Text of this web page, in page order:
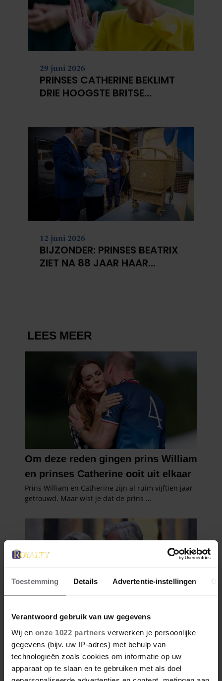
Toestemming Details Advertentie-instellingen
Verantwoord gebruik van uw gegevens
Wij en onze 1022 partners verwerken je persoonlijke
gegevens (bijv. uw IP-adres) met behulp van
technologieën zoals cookies om informatie op uw
apparaat op te slaan en te gebruiken met als doel
29 juni 2026
PRINSES CATHERINE BEKLIMT
DRIE HOOGSTE BRITSE
12 juni 2026
BIJZONDER: PRINSES BEATRIX
ZIET NA 88 JAAR HAAR